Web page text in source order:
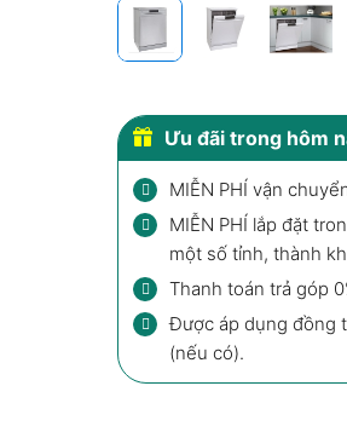
Ưu đãi trong hôm
MIỄN PHÍ vận
MIỄN PHÍ lắp đặt
một số tỉnh, thành
Thanh toán trả góp
Được áp dụng đồng
(nếu có).